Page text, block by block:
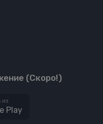
(Скоро!)
из
Play